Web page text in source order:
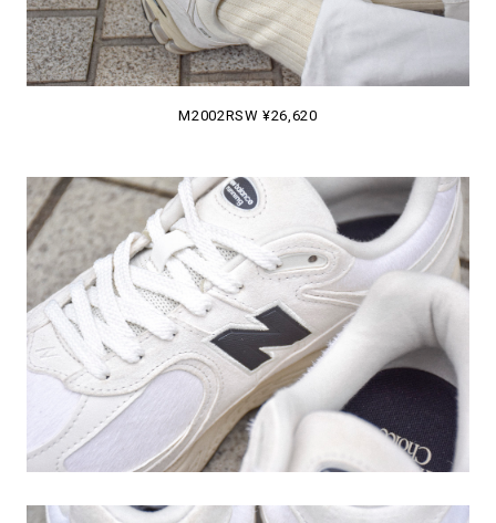
M2002RSW ¥26,620